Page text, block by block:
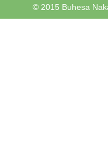
© 2015 Buhesa